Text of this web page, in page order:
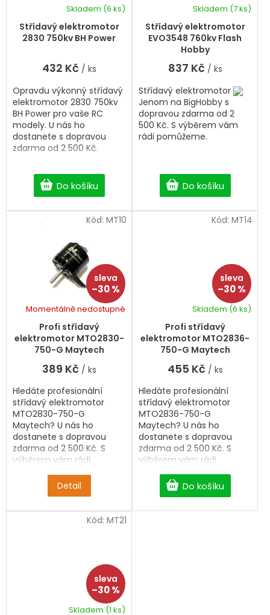
Střídavý elektromotor
2830 750kv BH Power
Skladem (6 ks)
432 Kč / ks
Do košíku
Opravdu výkonný střídavý
elektromotor 2830 750kv
BH Power pro vaše RC
modely. U nás ho
dostanete s dopravou
zdarma od 2 500 Kč.
Střídavý elektromotor
EVO3548 760kv Flash
Hobby
Skladem (7 ks)
837 Kč / ks
Do košíku
Střídavý elektromotor
Jenom na BigHobby s
dopravou zdarma od 2
500 Kč. S výběrem vám
rádi pomůžeme.
–30 %
Profi střídavý
elektromotor MTO2830-
750-G Maytech
Momentálně nedostupné
389 Kč / ks
Detail
Hledáte profesionální
střídavý elektromotor
MTO2830-750-G
Maytech? U nás ho
dostanete s dopravou
zdarma od 2 500 Kč. S
výběrem vám rádi
Kód: MT10
–30 %
Profi střídavý
elektromotor MTO2836-
750-G Maytech
Skladem (6 ks)
455 Kč / ks
Do košíku
Hledáte profesionální
střídavý elektromotor
MTO2836-750-G
Maytech? U nás ho
dostanete s dopravou
zdarma od 2 500 Kč. S
výběrem vám rádi
pomůžeme.
Kód: MT14
–30 %
Skladem (1 ks)
Kód: MT21